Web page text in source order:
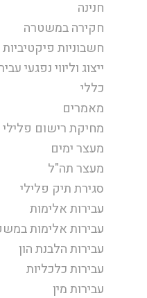
חנינה
חקירה במשטרה
חשבוניות פיקטיביות
ייצוג וליווי נפגעי
כללי
מאמרים
מחיקת רישום פלילי
מעצר ימים
מעצר תה"ל
סגירת תיק פלילי
עבירות אלימות
עבירות אלימות
עבירות הלבנת הון
עבירות כלכליות
עבירות מין